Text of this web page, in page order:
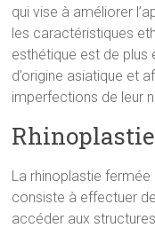
qui vise à améliorer
les caractéristiques
esthétique est de plus
d’origine asiatique et
imperfections de leur
La rhinoplastie
consiste à effectuer
accéder aux